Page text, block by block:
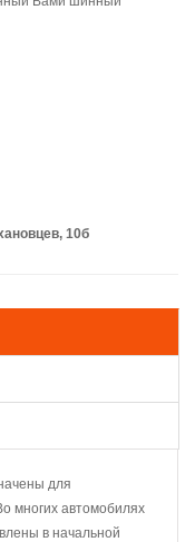
10б
для
многих автомобилях
в начальной